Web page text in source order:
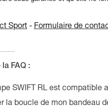
Sport- Formulaire de
FAQ :
SWIFT RL est compatible
la boucle de mon bandeau